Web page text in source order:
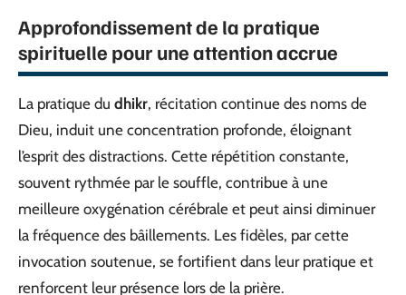
Approfondissement de la pratique
spirituelle pour une attention accrue
La pratique du dhikr, récitation continue des noms de
Dieu, induit une concentration profonde, éloignant
l’esprit des distractions. Cette répétition constante,
souvent rythmée par le souffle, contribue à une
meilleure oxygénation cérébrale et peut ainsi diminuer
la fréquence des bâillements. Les fidèles, par cette
invocation soutenue, se fortifient dans leur pratique et
renforcent leur présence lors de la prière.